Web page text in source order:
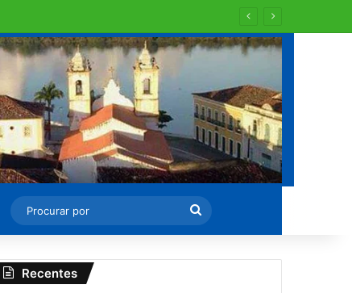
Procurar
por
Recentes